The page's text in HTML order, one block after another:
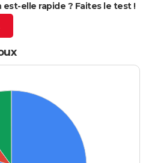
elle rapide ? Faites le test !